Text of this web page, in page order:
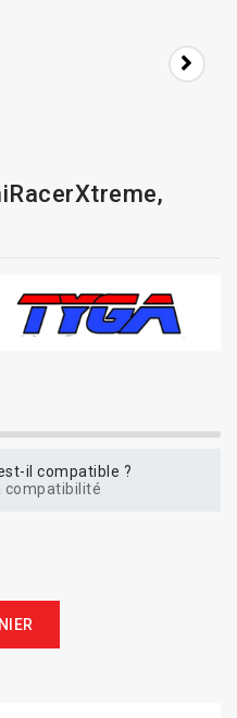
il compatible ?
compatibilité